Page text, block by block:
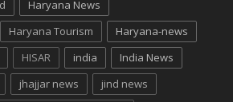
Haryana News
Haryana Tourism
Haryana-news
HISAR india
India News
jhajjar news
jind news